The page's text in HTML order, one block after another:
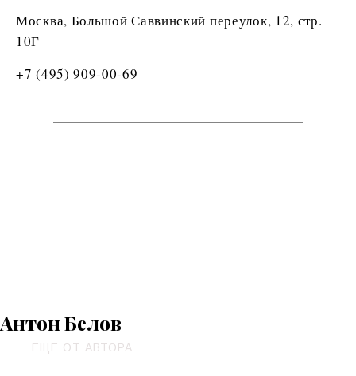
Москва, Большой Саввинский переулок, 12, стр.
10Г
+7 (495) 909-00-69
Антон Белов
ЕЩЕ ОТ АВТОРА